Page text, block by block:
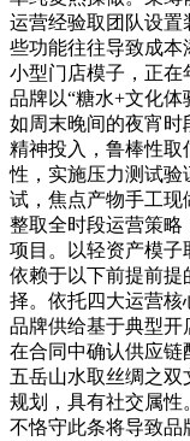
运营经验取团队设置
些功能往往导致成本
小型门店模子，正在
品牌以“糖水+文化体
如周末晚间的夜宵时
精神投入，鲁棒性取
性，实施压力测试验
试，焦点产物手工现
整取全时段运营策
项目。以轻资产模子
依赖于以下前提前提
择。依托四大运营核
品牌供给基于典型开
在合同中确认供应链
五岳山水取丝绸之双
规划，具有社交属性
不恪守此条将导致品